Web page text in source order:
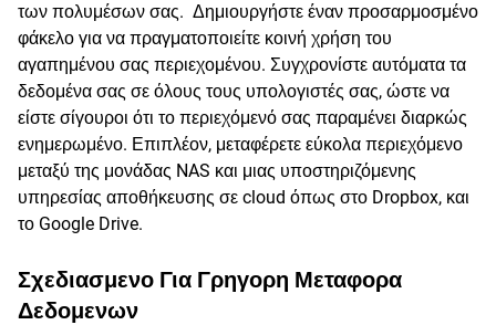
των πολυμέσων σας. Δημιουργήστε έναν προσαρμοσμένο
φάκελο για να πραγματοποιείτε κοινή χρήση του
αγαπημένου σας περιεχομένου. Συγχρονίστε αυτόματα τα
δεδομένα σας σε όλους τους υπολογιστές σας, ώστε να
είστε σίγουροι ότι το περιεχόμενό σας παραμένει διαρκώς
ενημερωμένο. Επιπλέον, μεταφέρετε εύκολα περιεχόμενο
μεταξύ της μονάδας NAS και μιας υποστηριζόμενης
υπηρεσίας αποθήκευσης σε cloud όπως στο Dropbox, και
το Google Drive.
Σχεδιασμενο Για Γρηγορη Μεταφορα
Δεδομενων